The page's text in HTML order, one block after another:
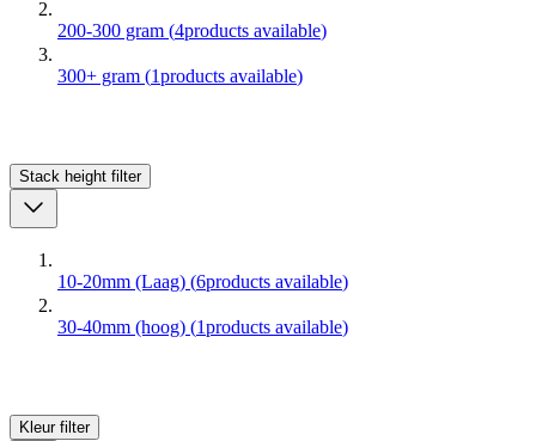
200-300 gram (4products available)
300+ gram (1products available)
Stack height filter
10-20mm (Laag) (6products available)
30-40mm (hoog) (1products available)
Kleur filter